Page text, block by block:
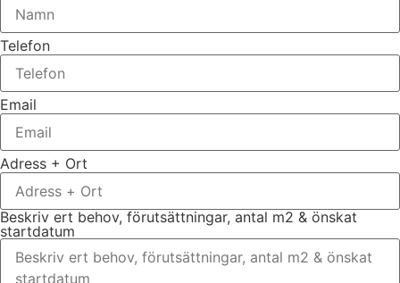
Telefon
Email
Adress + Ort
Beskriv ert behov, förutsättningar, antal m2 & önskat
startdatum